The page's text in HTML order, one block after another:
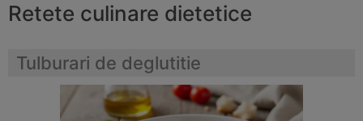
Retete culinare dietetice
Tulburari de deglutitie